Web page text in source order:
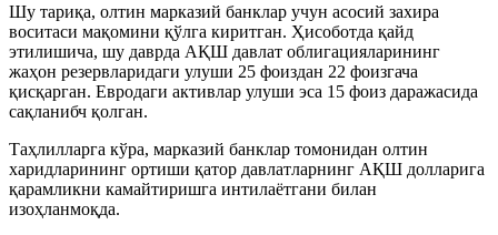
Шу тариқа, олтин марказий банклар учун асосий захира
воситаси мақомини қўлга киритган. Ҳисоботда қайд
этилишича, шу даврда АҚШ давлат облигацияларининг
жаҳон резервларидаги улуши 25 фоиздан 22 фоизгача
қисқарган. Евродаги активлар улуши эса 15 фоиз даражасида
сақланибч қолган.
Таҳлилларга кўра, марказий банклар томонидан олтин
харидларининг ортиши қатор давлатларнинг АҚШ долларига
қарамликни камайтиришга интилаётгани билан
изоҳланмоқда.